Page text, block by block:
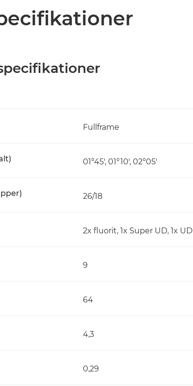
Fullframe
01°45', 01°10', 02°05'
26/18
2x fluorit, 1x Super UD, 1x UD
9
64
4,3
0,29